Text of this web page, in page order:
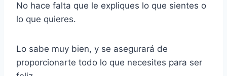
No hace falta que le expliques lo que sientes o
lo que quieres.
Lo sabe muy bien, y se asegurará de
proporcionarte todo lo que necesites para ser